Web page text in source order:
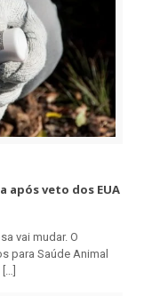
após veto dos EUA
vai mudar. O
para Saúde Animal